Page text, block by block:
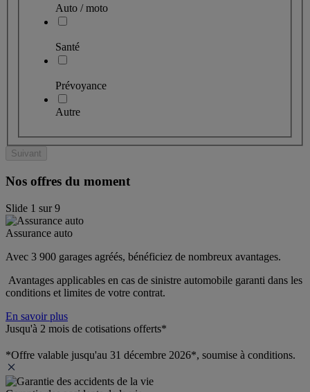
Auto / moto
Santé
Prévoyance
Autre
Suivant
Nos offres du moment
Slide 1 sur9
Assurance auto
Avec 3 900 garages agréés, bénéficiez de nombreux avantages.
Avantages applicables en cas de sinistre automobile garanti dans les
conditions et limites de votre contrat.
En savoir plus
Jusqu'à 2 mois de cotisations offerts*
*Offre valable jusqu'au 31 décembre 2026*, soumise à conditions.